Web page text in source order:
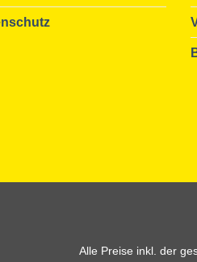
Alle Preise inkl. der